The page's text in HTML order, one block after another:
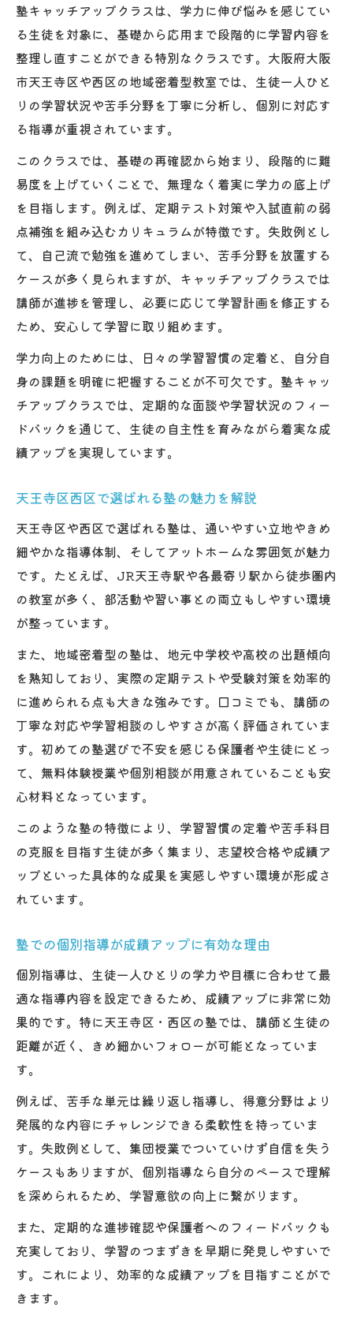
効果的な塾のカリキュラム組み立て方
塾が重視する個別最適化指導の実例
天王寺区や西区で注目のキャッチアップ塾活用
法
塾のキャッチアップクラス活用ポイント
天王寺区西区でおすすめの塾の選び方
キャッチアップクラスで得られる効果とは
塾を活用した学習計画の立て方
地域密着型塾のサポート体制を解説
自主性を伸ばす塾選びの新常識を解説
塾が実践する自主性育成メソッド
キャッチアップクラスで自主学習を促す方
塾選びで重要視したい指導スタイル
生徒のやる気を引き出す塾の工夫
塾で自主性を高める環境づくり
合格力を高める学習指導の工夫を知ろう
志望校合格につながる塾の指導方法
塾で身につく効率的な学習戦略とは
合格力を伸ばす塾のサポート体制解説
塾選びで差がつくポイントを整理
塾の授業で得られる学習習慣とその理由
塾の授業が習慣化に役立つ要素を紹介
キャッチアップクラスで身につく学習法
塾で継続的に学ぶ重要性と効果
学習習慣を定着させる塾の工夫とは
塾の授業が家庭学習に与える良い影響
塾キャッチアップクラスは、学力に伸び悩みを感じてい
る生徒を対象に、基礎から応用まで段階的に学習内容を
整理し直すことができる特別なクラスです。大阪府大阪
市天王寺区や西区の地域密着型教室では、生徒一人ひと
りの学習状況や苦手分野を丁寧に分析し、個別に対応す
る指導が重視されています。
このクラスでは、基礎の再確認から始まり、段階的に難
易度を上げていくことで、無理なく着実に学力の底上げ
を目指します。例えば、定期テスト対策や入試直前の弱
点補強を組み込むカリキュラムが特徴です。失敗例とし
て、自己流で勉強を進めてしまい、苦手分野を放置する
ケースが多く見られますが、キャッチアップクラスでは
講師が進捗を管理し、必要に応じて学習計画を修正する
ため、安心して学習に取り組めます。
学力向上のためには、日々の学習習慣の定着と、自分自
身の課題を明確に把握することが不可欠です。塾キャッ
チアップクラスでは、定期的な面談や学習状況のフィー
ドバックを通じて、生徒の自主性を育みながら着実な成
績アップを実現しています。
天王寺区西区で選ばれる塾の魅力を解説
天王寺区や西区で選ばれる塾は、通いやすい立地やきめ
細やかな指導体制、そしてアットホームな雰囲気が魅力
です。たとえば、JR天王寺駅や各最寄り駅から徒歩圏内
の教室が多く、部活動や習い事との両立もしやすい環境
が整っています。
また、地域密着型の塾は、地元中学校や高校の出題傾向
を熟知しており、実際の定期テストや受験対策を効率的
に進められる点も大きな強みです。口コミでも、講師の
丁寧な対応や学習相談のしやすさが高く評価されていま
す。初めての塾選びで不安を感じる保護者や生徒にとっ
て、無料体験授業や個別相談が用意されていることも安
心材料となっています。
このような塾の特徴により、学習習慣の定着や苦手科目
の克服を目指す生徒が多く集まり、志望校合格や成績ア
ップといった具体的な成果を実感しやすい環境が形成さ
れています。
塾での個別指導が成績アップに有効な理由
個別指導は、生徒一人ひとりの学力や目標に合わせて最
適な指導内容を設定できるため、成績アップに非常に効
果的です。特に天王寺区・西区の塾では、講師と生徒の
距離が近く、きめ細かいフォローが可能となっていま
す。
例えば、苦手な単元は繰り返し指導し、得意分野はより
発展的な内容にチャレンジできる柔軟性を持っていま
す。失敗例として、集団授業でついていけず自信を失う
ケースもありますが、個別指導なら自分のペースで理解
を深められるため、学習意欲の向上に繋がります。
また、定期的な進捗確認や保護者へのフィードバックも
充実しており、学習のつまずきを早期に発見しやすいで
す。これにより、効率的な成績アップを目指すことがで
きます。